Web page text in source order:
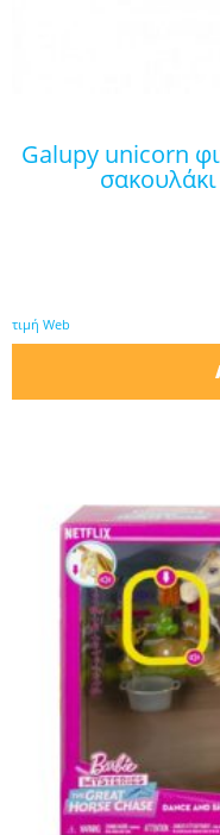
galupy unicorn φιγούρα μονόκερος 9εκ. σε
τιμή Web